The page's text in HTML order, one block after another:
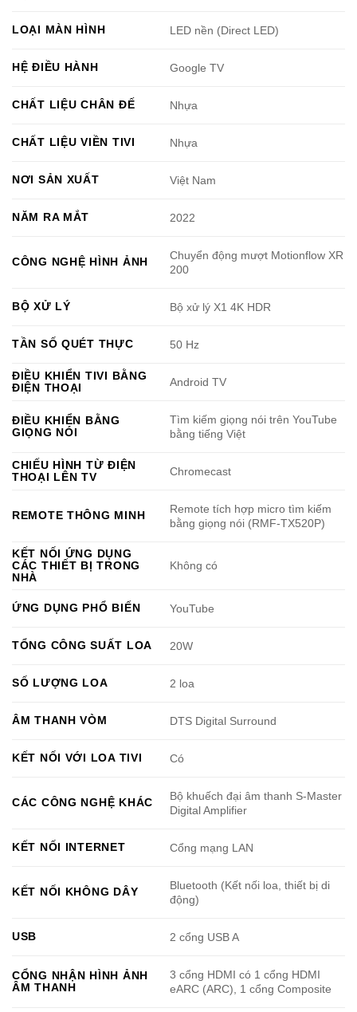
LOẠI MÀN HÌNH LED nền (Direct LED)
HỆ ĐIỀU HÀNH Google TV
CHẤT LIỆU CHÂN ĐẾ Nhựa
CHẤT LIỆU VIỀN TIVI Nhựa
NƠI SẢN XUẤT Việt Nam
NĂM RA MẮT 2022
CÔNG NGHỆ HÌNH ẢNH
Chuyển động mượt Motionflow XR
200
BỘ XỬ LÝ Bộ xử lý X1 4K HDR
TẦN SỐ QUÉT THỰC 50 Hz
ĐIỀU KHIỂN TIVI BẰNG
ĐIỆN THOẠI
Android TV
ĐIỀU KHIỂN BẰNG
GIỌNG NÓI
Tìm kiếm giọng nói trên YouTube
bằng tiếng Việt
CHIẾU HÌNH TỪ ĐIỆN
THOẠI LÊN TV
Chromecast
REMOTE THÔNG MINH
Remote tích hợp micro tìm kiếm
bằng giọng nói (RMF-TX520P)
KẾT NỐI ỨNG DỤNG
CÁC THIẾT BỊ TRONG
NHÀ
Không có
ỨNG DỤNG PHỔ BIẾN YouTube
TỔNG CÔNG SUẤT LOA 20W
SỐ LƯỢNG LOA 2 loa
ÂM THANH VÒM DTS Digital Surround
KẾT NỐI VỚI LOA TIVI Có
CÁC CÔNG NGHỆ KHÁC
Bộ khuếch đại âm thanh S-Master
Digital Amplifier
KẾT NỐI INTERNET Cổng mạng LAN
KẾT NỐI KHÔNG DÂY
Bluetooth (Kết nối loa, thiết bị di
động)
USB 2 cổng USB A
CỔNG NHẬN HÌNH ẢNH
ÂM THANH
3 cổng HDMI có 1 cổng HDMI
eARC (ARC), 1 cổng Composite